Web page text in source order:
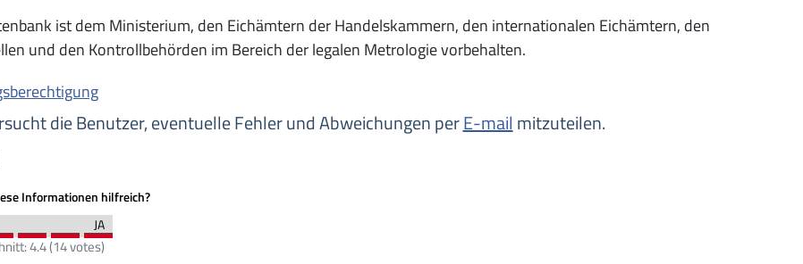
ist dem Ministerium, den Eichämtern der Handelskammern, den internationalen Eichämtern, den
und den Kontrollbehörden im Bereich der legalen Metrologie vorbehalten.
die Benutzer, eventuelle Fehler und Abweichungen perE-mail mitzuteilen.
Informationen hilfreich?
4.4(14votes)